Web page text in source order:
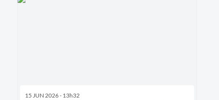
15 JUN 2026 - 13h32